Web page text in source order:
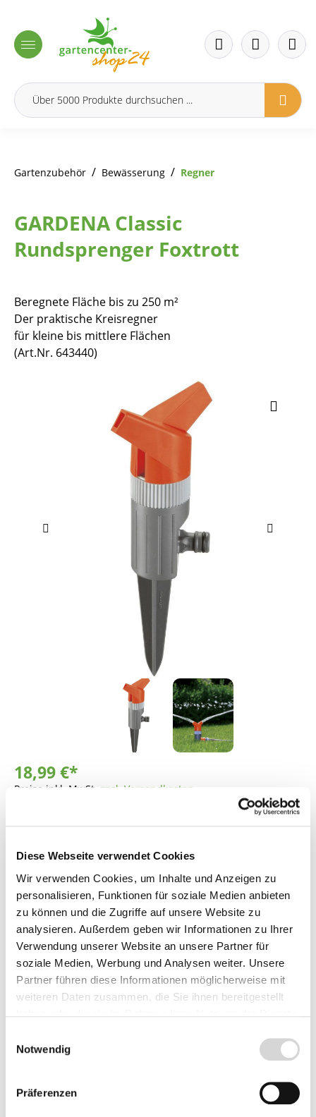
Diese Webseite verwendet Cookies
Wir verwenden Cookies, um Inhalte und Anzeigen zu
personalisieren, Funktionen für soziale Medien anbieten
zu können und die Zugriffe auf unsere Website zu
analysieren. Außerdem geben wir Informationen zu Ihrer
Verwendung unserer Website an unsere Partner für
soziale Medien, Werbung und Analysen weiter. Unsere
Partner führen diese Informationen möglicherweise mit
weiteren Daten zusammen, die Sie ihnen bereitgestellt
Notwendig
Präferenzen
Gartenzubehör / Bewässerung / Regner
GARDENA Classic
Rundsprenger Foxtrott
Beregnete Fläche bis zu 250 m²
Der praktische Kreisregner
für kleine bis mittlere Flächen
(Art.Nr. 643440)
18,99 €*
Preise inkl. MwSt. zzgl. Versandkosten
Produkt Anzahl: Gib den gewünschten
In den Warenkorb
Fragen zum Artikel
Beschreibung